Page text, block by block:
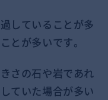
していることが多
とが多いです。
さの石や岩であれ
ていた場合が多い